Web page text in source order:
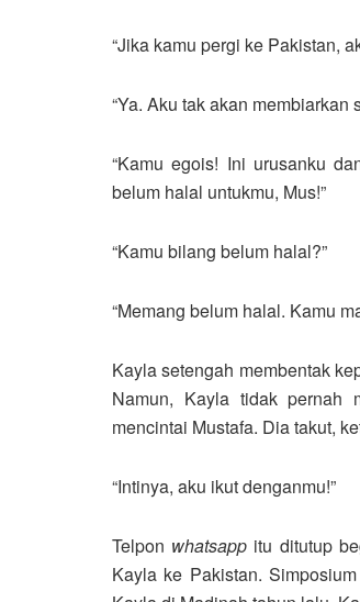
“Jika kamu pergi ke Pakistan,
“Ya. Aku tak akan
“Kamu egois! Ini urusanku
belum halal untukmu, Mus!”
“Kamu bilang belum halal?”
“Memang belum halal. Kamu
Kayla setengah membentak
Namun, Kayla tidak pernah
mencintai Mustafa. Dia takut,
“Intinya, aku ikut denganmu!”
Telpon whatsapp itu ditutup
Kayla ke Pakistan.